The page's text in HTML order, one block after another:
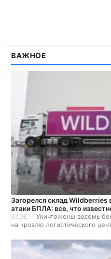
ВАЖНОЕ
Загорелся склад Wildberries
атаки БПЛА: все, что
07.08
Уничтожены восемь
на кровлю логистического